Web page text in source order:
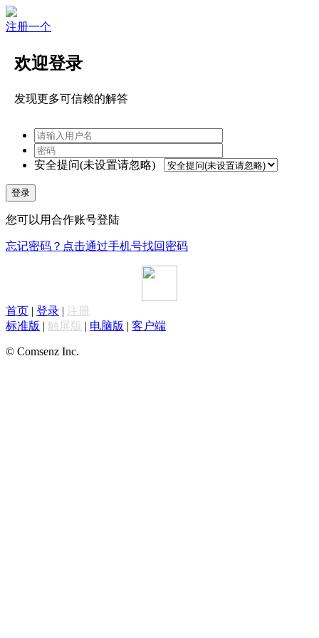
注册一个
欢迎登录
发现更多可信赖的解答
安全提问(未设置请忽略)
登录
您可以用合作账号登陆
忘记密码？点击通过手机号找回密码
首页 | 登录 | 注册
标准版 | 触屏版 | 电脑版 | 客户端
© Comsenz Inc.